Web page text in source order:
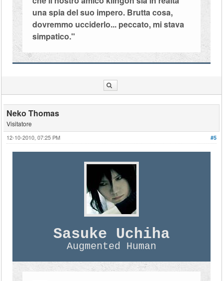
una spia del suo impero. Brutta cosa,
dovremmo ucciderlo... peccato, mi stava
simpatico."
Neko Thomas
Visitatore
#5
12-10-2010, 07:25 PM
Sasuke Uchiha
Augmented Human